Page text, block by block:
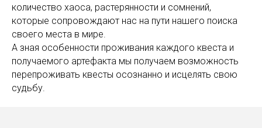
количество хаоса, растерянности и сомнений,
которые сопровождают нас на пути нашего поиска
своего места в мире.
А зная особенности проживания каждого квеста и
получаемого артефакта мы получаем возможность
перепроживать квесты осознанно и исцелять свою
судьбу.